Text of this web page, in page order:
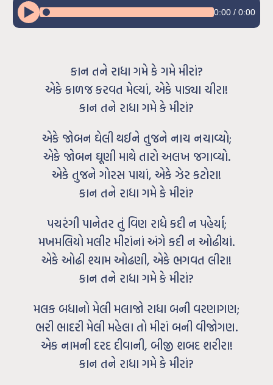
0:00/ 0:00
કાન તને રાધા ગમે કે ગમે મીરાં?
એકે કાળજ કરવત મેલ્યાં, એકે પાડ્યા ચીરા!
કાન તને રાધા ગમે કે મીરાં?
એકે જોબન ઘેલી થઈને તુજને નાચ નચાવ્યો;
એકે જોબન ઘૂણી માથે તારો અલખ જગાવ્યો.
એકે તુજને ગોરસ પાયાં, એકે ઝેર કટોરા!
કાન તને રાધા ગમે કે મીરાં?
પચરંગી પાનેતર તું વિણ રાધે કદી ન પહેર્યા;
મખમલિયો મલીર મીરાંનાં અંગે કદી ન ઓઢીયાં.
એકે ઓઢી શ્યામ ઓઢણી, એકે ભગવત લીરા!
કાન તને રાધા ગમે કે મીરાં?
મલક બધાનો મેલી મલાજો રાધા બની વરણાગણ;
ભરી ભાદરી મેલી મહેલા તો મીરાં બની વીજોગણ.
એક નામની દરદ દીવાની, બીજી શબદ શરીરા!
કાન તને રાધા ગમે કે મીરાં?